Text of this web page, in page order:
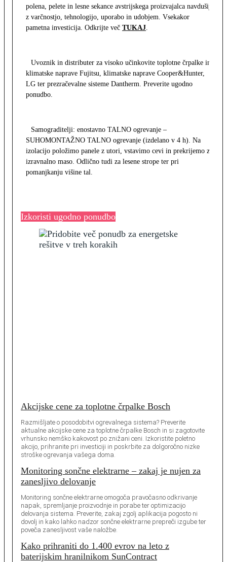
polena, pelete in lesne sekance avstrijskega proizvajalca navdušijo
z varčnostjo, tehnologijo, uporabo in udobjem. Vsekakor
pametna investicija. Odkrijte več TUKAJ
Uvoznik in distributer za visoko učinkovite toplotne črpalke in
klimatske naprave Fujitsu, klimatske naprave Cooper&Hunter,
LG ter prezračevalne sisteme Dantherm. Preverite ugodno
ponudbo.
Samograditelji: enostavno TALNO ogrevanje –
SUHOMONTAŽNO TALNO ogrevanje (izdelano v 4 h). Na
izolacijo položimo panele z utori, vstavimo cevi in prekrijemo z
izravnalno maso. Odlično tudi za lesene strope ter pri
pomanjkanju višine tal.
Izkoristi ugodno ponudbo
Akcijske cene za toplotne črpalke Bosch
Razmišljate o posodobitvi ogrevalnega sistema? Preverite
aktualne akcijske cene za toplotne črpalke Bosch in si zagotovite
vrhunsko nemško kakovost po znižani ceni. Izkoristite poletno
akcijo, prihranite pri investiciji in poskrbite za dolgoročno nizke
stroške ogrevanja vašega doma.
Monitoring sončne elektrarne – zakaj je nujen za
zanesljivo delovanje
Monitoring sončne elektrarne omogoča pravočasno odkrivanje
napak, spremljanje proizvodnje in porabe ter optimizacijo
delovanja sistema. Preverite, zakaj zgolj aplikacija pogosto ni
dovolj in kako lahko nadzor sončne elektrarne prepreči izgube ter
poveča zanesljivost vaše naložbe.
Kako prihraniti do 1.400 evrov na leto z
baterijskim hranilnikom SunContract